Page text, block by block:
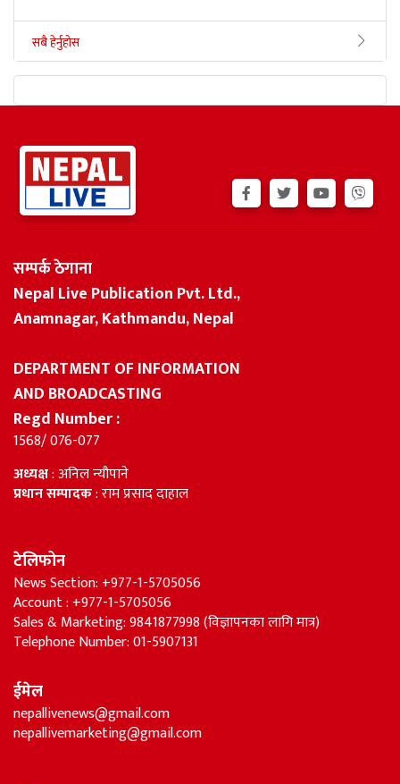
सबै हेर्नुहोस
सम्पर्क ठेगाना
Nepal Live Publication Pvt. Ltd.,
Anamnagar, Kathmandu, Nepal
DEPARTMENT OF INFORMATION
AND BROADCASTING
Regd Number :
1568/ 076-077
अध्यक्ष: अनिल न्यौपाने
प्रधान सम्पादक: राम प्रसाद दाहाल
टेलिफोन
News Section: +977-1-5705056
Account : +977-1-5705056
Sales & Marketing: 9841877998 (विज्ञापनका लागि मात्र)
Telephone Number: 01-5907131
ईमेल
nepallivenews@gmail.com
nepallivemarketing@gmail.com